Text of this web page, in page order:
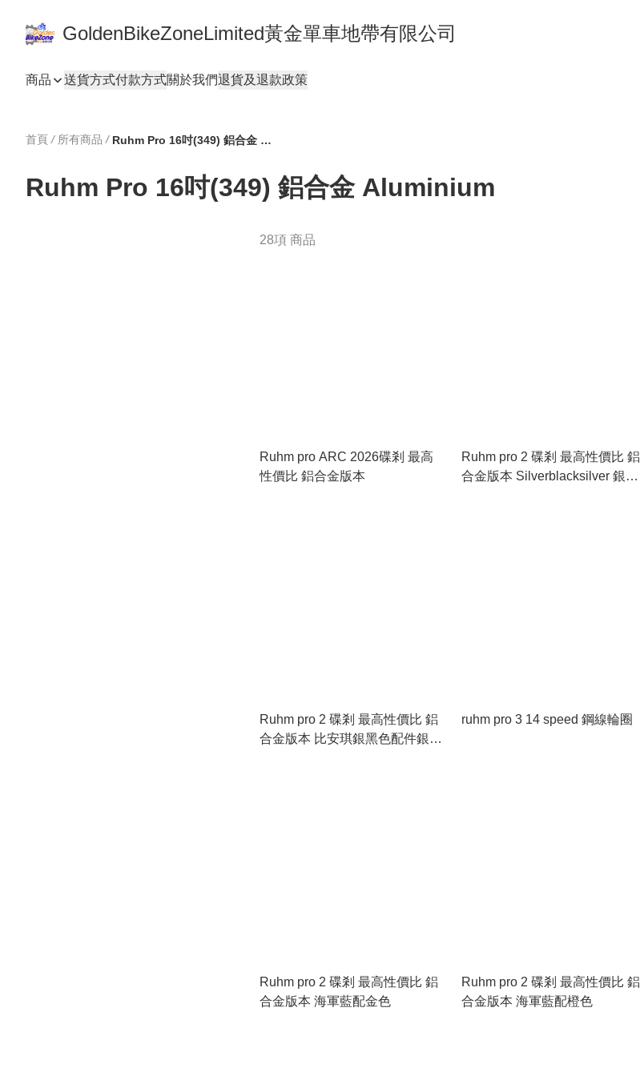
GoldenBikeZoneLimited黃金單車地帶有限公司
商品 送貨方式付款方式關於我們退貨及退款政策
首頁 / 所有商品 / Ruhm Pro 16吋(349) 鋁合金 Aluminium
Ruhm Pro 16吋(349) 鋁合金 Aluminium
28項 商品
Ruhm pro ARC 2026碟剎 最高
性價比 鋁合金版本
Ruhm pro 2 碟剎 最高性價比 鋁
合金版本 Silverblacksilver 銀黑
Ruhm pro 2 碟剎 最高性價比 鋁
合金版本 比安琪銀黑色配件銀色
ruhm pro 3 14 speed 鋼線輪圈
Ruhm pro 2 碟剎 最高性價比 鋁
合金版本 海軍藍配金色
Ruhm pro 2 碟剎 最高性價比 鋁
合金版本 海軍藍配橙色